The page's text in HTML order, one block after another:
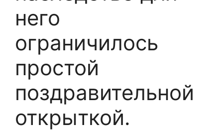
него
ограничилось
простой
поздравительной
открыткой.